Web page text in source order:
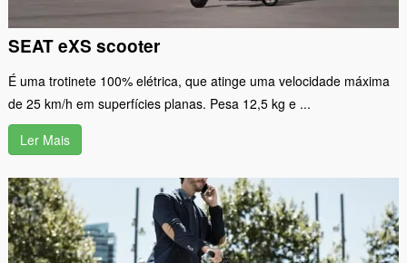
SEAT eXS scooter
É uma trotinete 100% elétrica, que atinge uma velocidade máxima
de 25 km/h em superfícies planas. Pesa 12,5 kg e ...
Ler Mais